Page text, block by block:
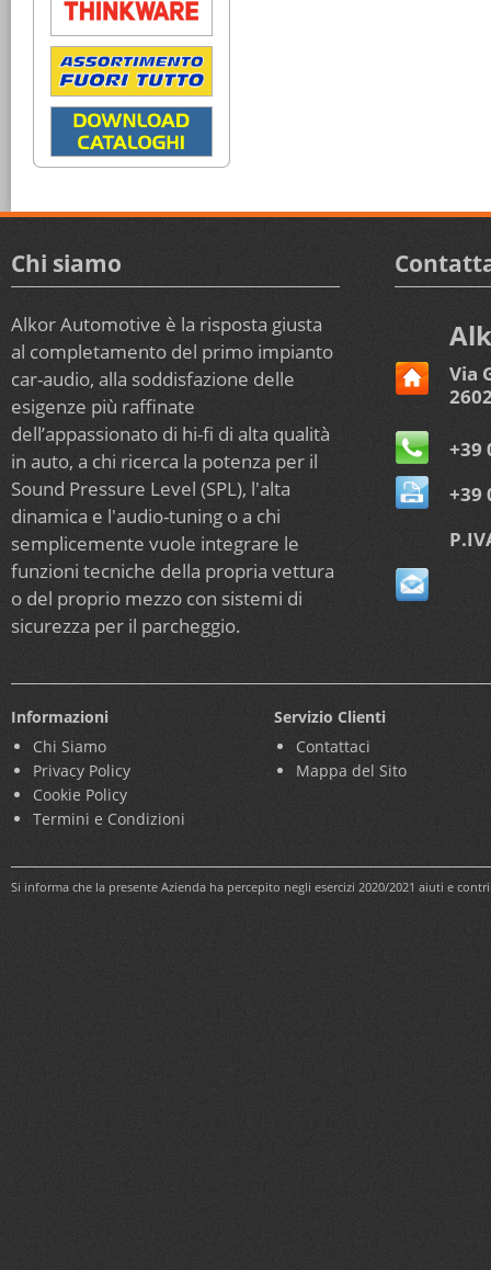
Chi siamo
Alkor Automotive è la risposta giusta
al completamento del primo impianto
car-audio, alla soddisfazione delle
esigenze più raffinate
dell’appassionato di hi-fi di alta qualità
in auto, a chi ricerca la potenza per il
Sound Pressure Level (SPL), l'alta
dinamica e l'audio-tuning o a chi
semplicemente vuole integrare le
funzioni tecniche della propria vettura
o del proprio mezzo con sistemi di
sicurezza per il parcheggio.
Via
+39
+39
Informazioni
Chi Siamo
Privacy Policy
Cookie Policy
Termini e Condizioni
Servizio Clienti
Contattaci
Mappa del Sito
Si informa che la presente Azienda ha percepito negli esercizi 2020/2021 aiuti e